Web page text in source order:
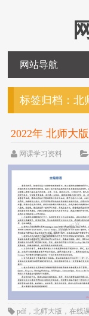
网站导航
标签归档：北
2022年 北师大
pdf 高清
网课学习资料
pdf ，北师大版 ，在线